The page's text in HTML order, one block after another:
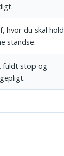
hvor du skal
standse.
fuldt stop og